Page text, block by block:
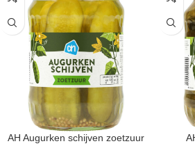
AH Augurken schijven zoetzuur